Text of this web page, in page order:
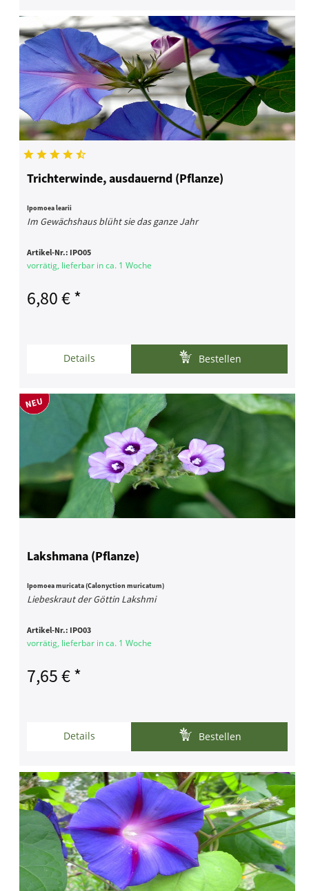
Trichterwinde, ausdauernd (Pflanze)
Ipomoea learii
Im Gewächshaus blüht sie das ganze Jahr
Artikel-Nr.: IPO05
vorrätig, lieferbar in ca. 1 Woche
6,80 € *
Details Bestellen
Lakshmana (Pflanze)
Ipomoea muricata (Calonyction muricatum)
Liebeskraut der Göttin Lakshmi
Artikel-Nr.: IPO03
vorrätig, lieferbar in ca. 1 Woche
7,65 € *
Details Bestellen